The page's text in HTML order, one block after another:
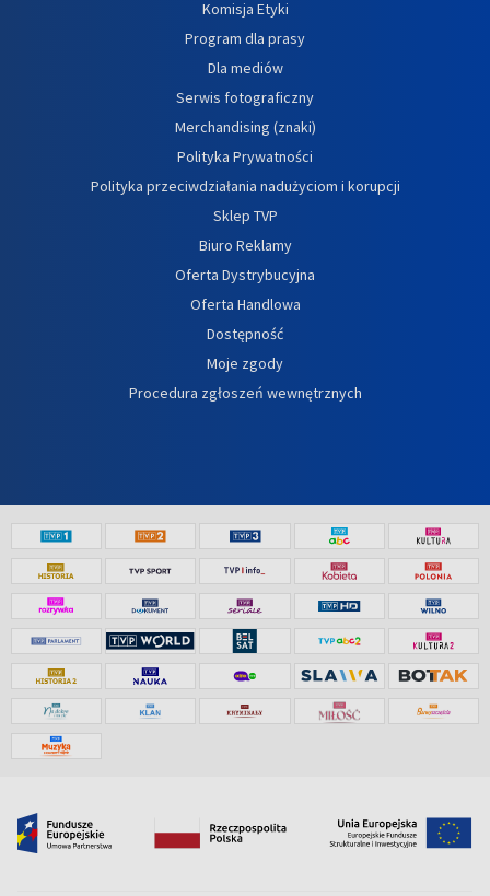
Komisja Etyki
Program dla prasy
Dla mediów
Serwis fotograficzny
Merchandising (znaki)
Polityka Prywatności
Polityka przeciwdziałania nadużyciom i korupcji
Sklep TVP
Biuro Reklamy
Oferta Dystrybucyjna
Oferta Handlowa
Dostępność
Moje zgody
Procedura zgłoszeń wewnętrznych